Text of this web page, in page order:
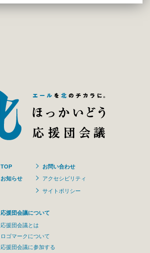
TOP
お知らせ
お問い合わせ
アクセシビリティ
サイトポリシー
応援団会議について
応援団会議とは
ロゴマークについて
応援団会議に参加する